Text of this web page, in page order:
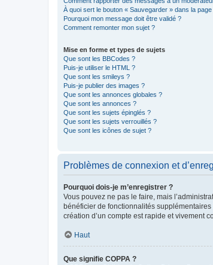
À quoi sert le bouton « Sauvegarder » dans la
Pourquoi mon message doit être validé ?
Comment remonter mon sujet ?
Mise en forme et types de sujets
Que sont les BBCodes ?
Puis-je utiliser le HTML ?
Que sont les smileys ?
Puis-je publier des images ?
Que sont les annonces globales ?
Que sont les annonces ?
Que sont les sujets épinglés ?
Que sont les sujets verrouillés ?
Que sont les icônes de sujet ?
Problèmes de connexion et
Pourquoi dois-je m’enregistrer ?
Vous pouvez ne pas le faire, mais
bénéficier de fonctionnalités
création d’un compte est rapide et vivement
Haut
Que signifie COPPA ?